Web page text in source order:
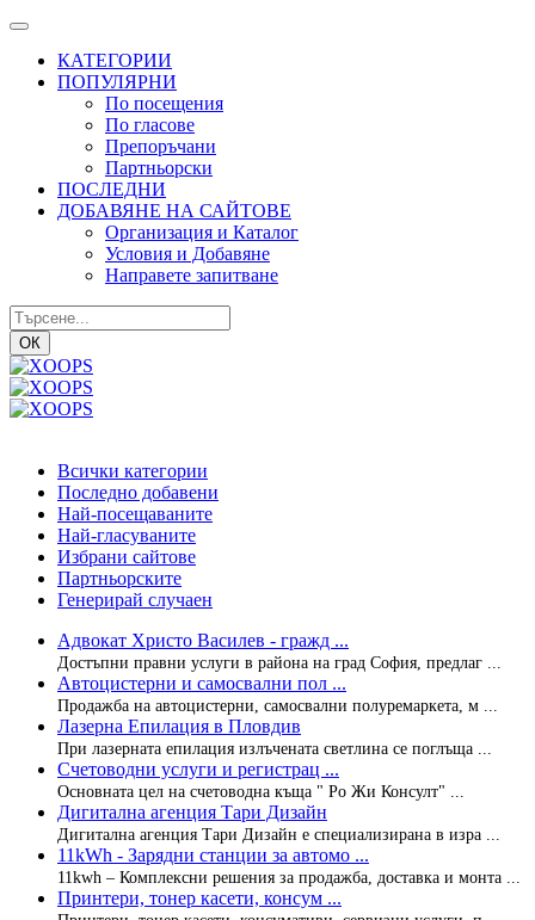
КАТЕГОРИИ
ПОПУЛЯРНИ
По посещения
По гласове
Препоръчани
Партньорски
ПОСЛЕДНИ
ДОБАВЯНЕ НА САЙТОВЕ
Организация и Каталог
Условия и Добавяне
Направете запитване
ОК
Всички категории
Последно добавени
Най-посещаваните
Най-гласуваните
Избрани сайтове
Партньорските
Генерирай случаен
Адвокат Христо Василев - гражд ...
Достъпни правни услуги в района на град София, предлаг ...
Автоцистерни и самосвални пол ...
Продажба на автоцистерни, самосвални полуремаркета, м ...
Лазерна Епилация в Пловдив
При лазерната епилация излъчената светлина се поглъща ...
Счетоводни услуги и регистрац ...
Основната цел на счетоводна къща " Ро Жи Консулт" ...
Дигитална агенция Тари Дизайн
Дигитална агенция Тари Дизайн е специализирана в изра ...
11kWh - Зарядни станции за автомо ...
11kwh – Комплексни решения за продажба, доставка и монта ...
Принтери, тонер касети, консум ...